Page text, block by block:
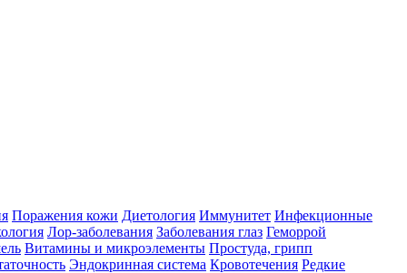
Поражения кожи Диетология Иммунитет Инфекционные
Лор-заболевания Заболевания глаз Геморрой
Витамины и микроэлементы Простуда, грипп
Эндокринная система Кровотечения Редкие